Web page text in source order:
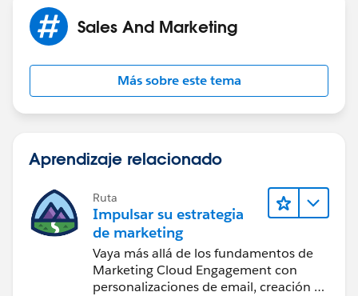
Sales And Marketing
Más sobre este tema
Aprendizaje relacionado
Ruta
Impulsar su estrategia
de marketing
Vaya más allá de los fundamentos de
Marketing Cloud Engagement con
personalizaciones de email, creación de